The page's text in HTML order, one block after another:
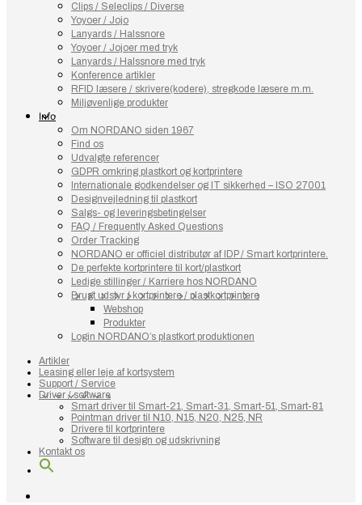
Clips / Seleclips / Diverse
Yoyoer / Jojo
Lanyards / Halssnore
Yoyoer / Jojoer med tryk
Lanyards / Halssnore med tryk
Konference artikler
RFID læsere / skrivere(kodere), stregkode læsere m.m.
Miljøvenlige produkter
Info
Om NORDANO siden 1967
Find os
Udvalgte referencer
GDPR omkring plastkort og kortprintere
Internationale godkendelser og IT sikkerhed – ISO 27001
Designvejledning til plastkort
Salgs- og leveringsbetingelser
FAQ / Frequently Asked Questions
Order Tracking
NORDANO er officiel distributør af IDP / Smart kortprintere.
De perfekte kortprintere til kort/plastkort
Ledige stillinger / Karriere hos NORDANO
Brugt udstyr / kortprintere / plastkortprintere
Webshop
Produkter
Login NORDANO’s plastkort produktionen
Artikler
Leasing eller leje af kortsystem
Support / Service
Driver / software
Smart driver til Smart-21, Smart-31, Smart-51, Smart-81
Pointman driver til N10, N15, N20, N25, NR
Drivere til kortprintere
Software til design og udskrivning
Kontakt os